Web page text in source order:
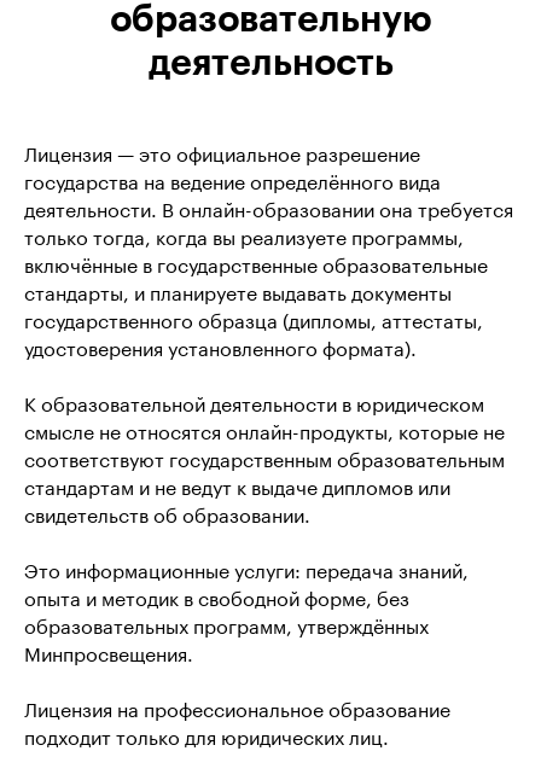
образовательную
деятельность
Лицензия — это официальное разрешение
государства на ведение определённого вида
деятельности. В онлайн-образовании она требуется
только тогда, когда вы реализуете программы,
включённые в государственные образовательные
стандарты, и планируете выдавать документы
государственного образца (дипломы, аттестаты,
удостоверения установленного формата).
К образовательной деятельности в юридическом
смысле не относятся онлайн-продукты, которые не
соответствуют государственным образовательным
стандартам и не ведут к выдаче дипломов или
свидетельств об образовании.
Это информационные услуги: передача знаний,
опыта и методик в свободной форме, без
образовательных программ, утверждённых
Минпросвещения.
Лицензия на профессиональное образование
подходит только для юридических лиц.